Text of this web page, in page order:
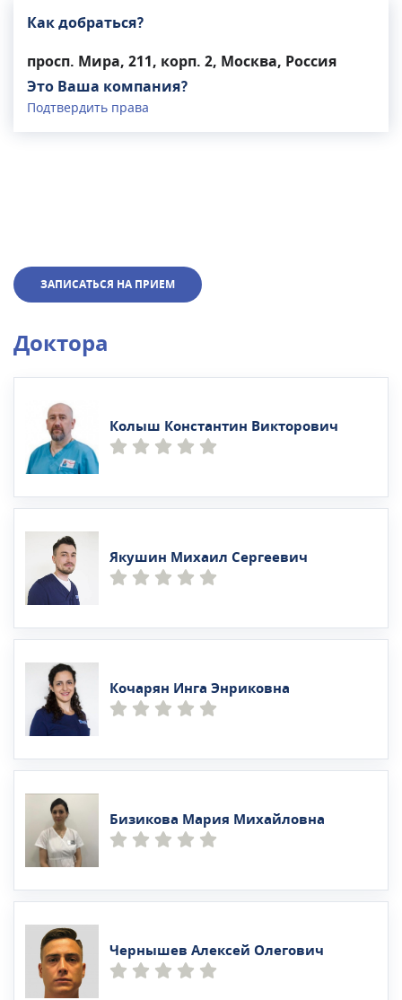
двумя аппаратами МРТ и аппаратом КТ.
Проводятся рентгенологическое,
ультразвуковое обследование,
денситометрия. Врачи Патеро Клиник -
специалисты с опытом работы в российских и
зарубежных клиниках.В центре разработаны
Как добраться?
просп. Мира, 211, корп. 2, Москва, Россия
Это Ваша компания?
Подтвердить права
ЗАПИСАТЬСЯ НА ПРИЕМ
Доктора
Колыш Константин Викторович
Якушин Михаил Сергеевич
Кочарян Инга Энриковна
Бизикова Мария Михайловна
Чернышев Алексей Олегович